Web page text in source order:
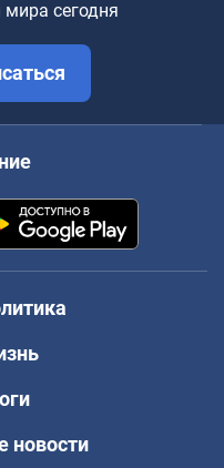
сегодня
новости